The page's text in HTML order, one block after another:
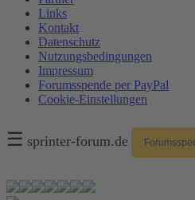
Links
Kontakt
Datenschutz
Nutzungsbedingungen
Impressum
Forumsspende per PayPal
Cookie-Einstellungen
☰ sprinter-forum.de